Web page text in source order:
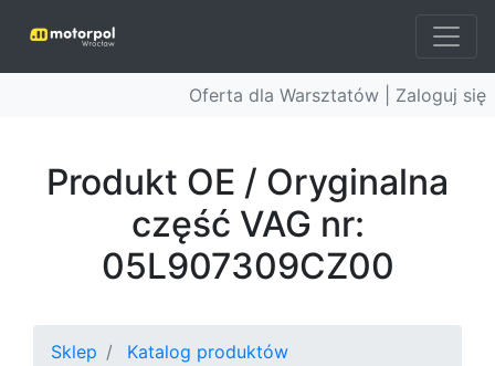
Oferta dla Warsztatów | Zaloguj się
Produkt OE / Oryginalna
część VAG nr:
05L907309CZ00
Sklep
Katalog produktów